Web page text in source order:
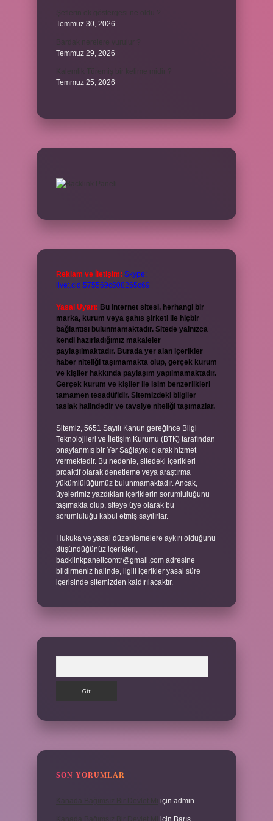
Temmuz 30, 2026
Temmuz 29, 2026
Temmuz 25, 2026
Reklam ve İletişim: Skype:
live:.cid.575569c608265c69
Yasal Uyarı: Bu internet sitesi, herhangi bir
marka, kurum veya şahıs şirketi ile hiçbir
bağlantısı bulunmamaktadır. Sitede yalnızca
kendi hazırladığımız makaleler
paylaşılmaktadır. Burada yer alan içerikler
haber niteliği taşımamakta olup, gerçek kurum
ve kişiler hakkında paylaşım yapılmamaktadır.
Gerçek kurum ve kişiler ile isim benzerlikleri
tamamen tesadüfidir. Sitemizdeki bilgiler
taslak halindedir ve tavsiye niteliği taşımazlar.
Sitemiz, 5651 Sayılı Kanun gereğince Bilgi
Teknolojileri ve İletişim Kurumu (BTK) tarafından
onaylanmış bir Yer Sağlayıcı olarak hizmet
vermektedir. Bu nedenle, sitedeki içerikleri
proaktif olarak denetleme veya araştırma
yükümlülüğümüz bulunmamaktadır. Ancak,
üyelerimiz yazdıkları içeriklerin sorumluluğunu
taşımakta olup, siteye üye olarak bu
sorumluluğu kabul etmiş sayılırlar.
Hukuka ve yasal düzenlemelere aykırı olduğunu
düşündüğünüz içerikleri,
backlinkpanelicomtr@gmail.com adresine
bildirmeniz halinde, ilgili içerikler yasal süre
içerisinde sitemizden kaldırılacaktır.
SON YORUMLAR
için admin
için Barış